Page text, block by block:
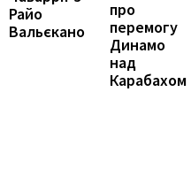
Райо
Вальєкано
про
перемогу
Динамо
над
Карабахом